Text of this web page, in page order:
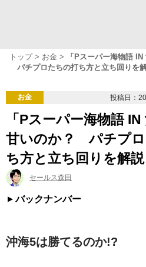
トップ お金
「Pスーパー海物語
パチプロたちの打ち方と立ち回りを
お金 投稿日：
「Pスーパー海物語
甘いのか？ パチプ
ち方と立ち回りを解説
セールス森田
バックナンバー
沖海5は勝てるのか!?